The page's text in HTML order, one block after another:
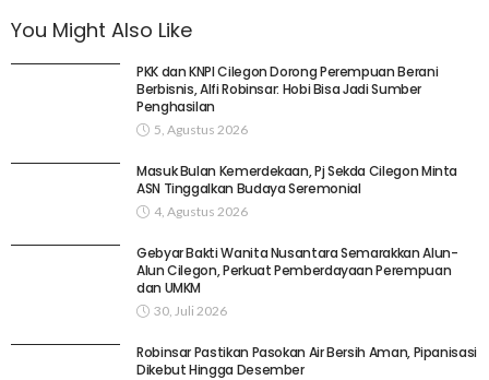
You Might Also Like
PKK dan KNPI Cilegon Dorong Perempuan Berani
Berbisnis, Alfi Robinsar: Hobi Bisa Jadi Sumber
Penghasilan
5, Agustus 2026
Masuk Bulan Kemerdekaan, Pj Sekda Cilegon Minta
ASN Tinggalkan Budaya Seremonial
4, Agustus 2026
Gebyar Bakti Wanita Nusantara Semarakkan Alun-
Alun Cilegon, Perkuat Pemberdayaan Perempuan
dan UMKM
30, Juli 2026
Robinsar Pastikan Pasokan Air Bersih Aman, Pipanisasi
Dikebut Hingga Desember